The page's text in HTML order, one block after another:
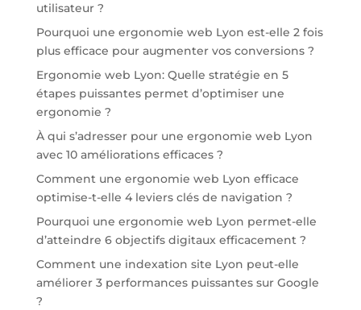
utilisateur ?
Pourquoi une ergonomie web Lyon est-elle 2 fois
plus efficace pour augmenter vos conversions ?
Ergonomie web Lyon: Quelle stratégie en 5
étapes puissantes permet d’optimiser une
ergonomie ?
À qui s’adresser pour une ergonomie web Lyon
avec 10 améliorations efficaces ?
Comment une ergonomie web Lyon efficace
optimise-t-elle 4 leviers clés de navigation ?
Pourquoi une ergonomie web Lyon permet-elle
d’atteindre 6 objectifs digitaux efficacement ?
Comment une indexation site Lyon peut-elle
améliorer 3 performances puissantes sur Google
?